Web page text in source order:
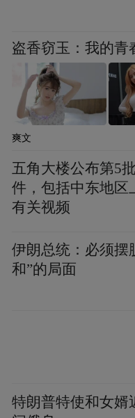
质量为主题，以
况为出发点，有
名护理专家进行
科护理工作中的
对脐带血医学事
进行解读，为参
开为契机，真诚
坚，积极打造特
科医护团队，为
献。
盗香窃玉：我的青
爽文
五角大楼公布第5
件，包括中东地区
有关视频
伊朗总统：必须摆
和”的局面
特朗普特使和女婿